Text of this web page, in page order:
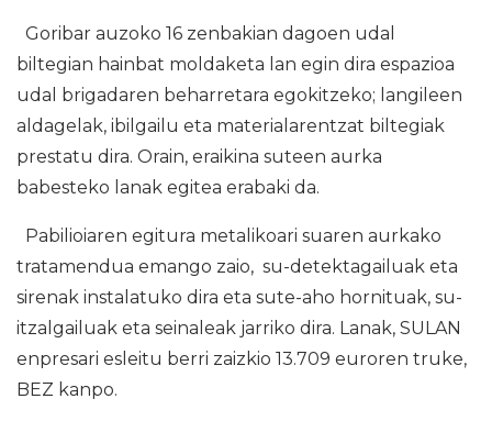
Goribar auzoko 16 zenbakian dagoen udal
biltegian hainbat moldaketa lan egin dira espazioa
udal brigadaren beharretara egokitzeko; langileen
aldagelak, ibilgailu eta materialarentzat biltegiak
prestatu dira. Orain, eraikina suteen aurka
babesteko lanak egitea erabaki da.
Pabilioiaren egitura metalikoari suaren aurkako
tratamendua emango zaio, su-detektagailuak eta
sirenak instalatuko dira eta sute-aho hornituak, su-
itzalgailuak eta seinaleak jarriko dira. Lanak, SULAN
enpresari esleitu berri zaizkio 13.709 euroren truke,
BEZ kanpo.